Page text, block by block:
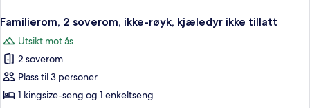
Familierom, 2 soverom, ikke-røyk, kjæledyr ikke tillatt
Utsikt mot ås
2 soverom
Plass til 3 personer
1 kingsize-seng og 1 enkeltseng